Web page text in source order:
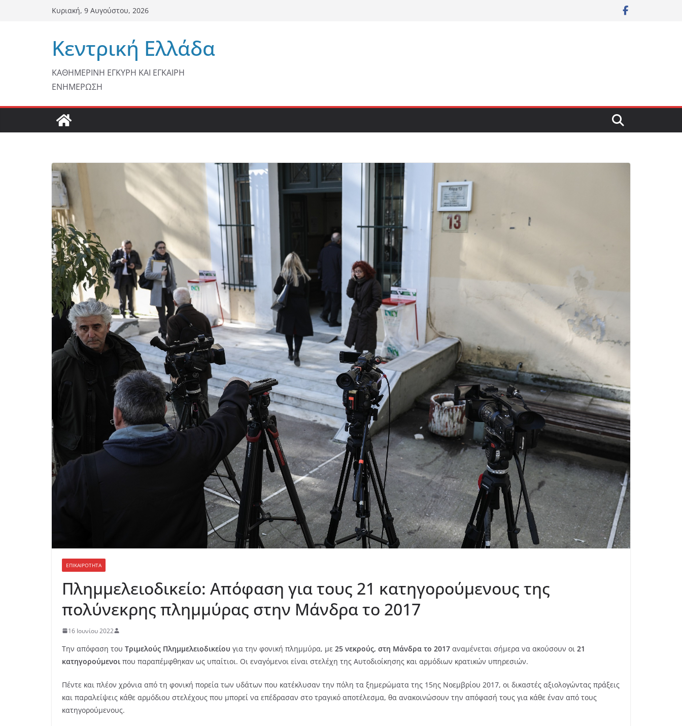
Κυριακή, 9 Αυγούστου, 2026
Κεντρική Ελλάδα
ΚΑΘΗΜΕΡΙΝΗ ΕΓΚΥΡΗ ΚΑΙ ΕΓΚΑΙΡΗ
ΕΝΗΜΕΡΩΣΗ
ΕΠΙΚΑΙΡΟΤΗΤΑ
Πλημμελειοδικείο: Απόφαση για τους 21 κατηγορούμενους της
πολύνεκρης πλημμύρας στην Μάνδρα το 2017
16 Ιουνίου 2022
Την απόφαση του Τριμελούς Πλημμελειοδικείου για την φονική πλημμύρα, με 25 νεκρούς, στη Μάνδρα το 2017 αναμένεται σήμερα να ακούσουν οι 21
κατηγορούμενοι που παραπέμφθηκαν ως υπαίτιοι. Οι εναγόμενοι είναι στελέχη της Αυτοδιοίκησης και αρμόδιων κρατικών υπηρεσιών.
Πέντε και πλέον χρόνια από τη φονική πορεία των υδάτων που κατέκλυσαν την πόλη τα ξημερώματα της 15ης Νοεμβρίου 2017, οι δικαστές αξιολογώντας πράξεις
και παραλείψεις κάθε αρμόδιου στελέχους που μπορεί να επέδρασαν στο τραγικό αποτέλεσμα, θα ανακοινώσουν την απόφασή τους για κάθε έναν από τους
κατηγορούμενους.